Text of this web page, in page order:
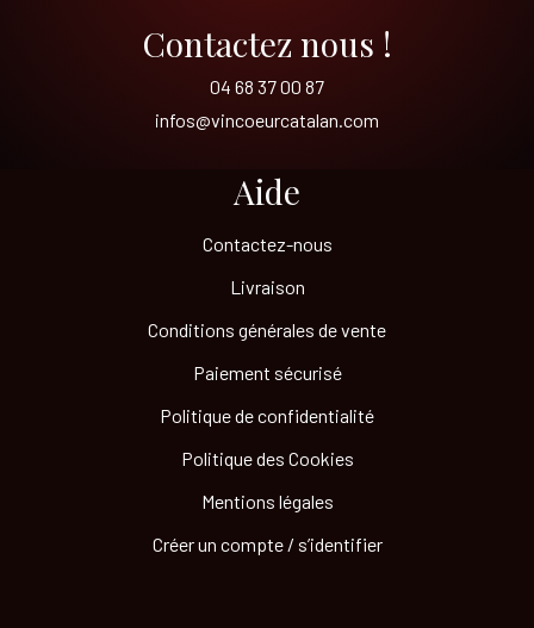
Contactez nous !
04 68 37 00 87
infos@vincoeurcatalan.com
Aide
Contactez-nous
Livraison
Conditions générales de vente
Paiement sécurisé
Politique de confidentialité
Politique des Cookies
Mentions légales
Créer un compte / s’identifier